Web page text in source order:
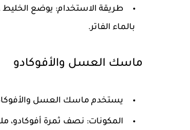
بالماء الفاتر.
ماسك العسل والأفوكادو
يستخدم ماسك العسل
المكونات: نصف ثمرة أفوكادو،